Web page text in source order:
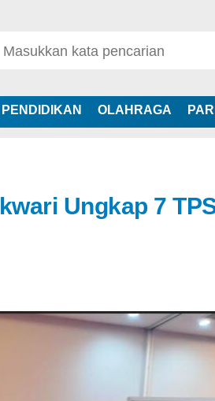
PENDIDIKAN OLAHRAGA
Ungkap 7